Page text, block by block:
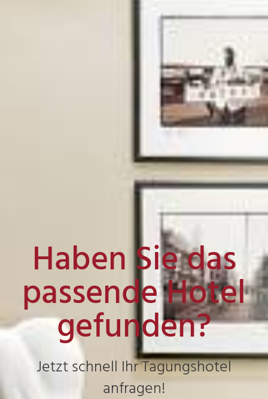
Haben Sie das
passende Hotel
gefunden?
Jetzt schnell Ihr Tagungshotel
anfragen!